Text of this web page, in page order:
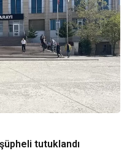
tutuklandı